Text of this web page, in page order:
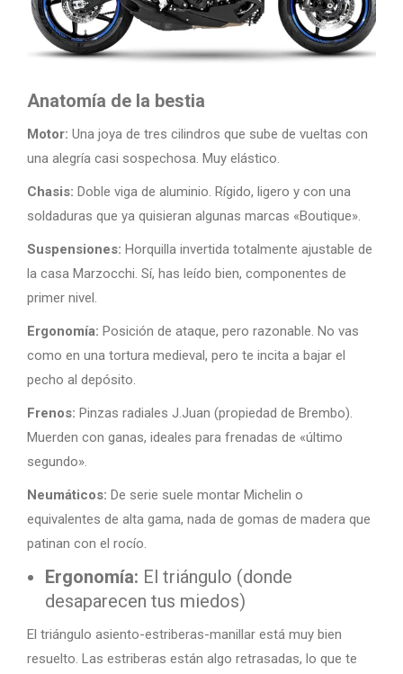
Anatomía de la bestia
Motor: Una joya de tres cilindros que sube de vueltas con
una alegría casi sospechosa. Muy elástico.
Chasis: Doble viga de aluminio. Rígido, ligero y con una
soldaduras que ya quisieran algunas marcas «Boutique».
Suspensiones: Horquilla invertida totalmente ajustable de
la casa Marzocchi. Sí, has leído bien, componentes de
primer nivel.
Ergonomía: Posición de ataque, pero razonable. No vas
como en una tortura medieval, pero te incita a bajar el
pecho al depósito.
Frenos: Pinzas radiales J.Juan (propiedad de Brembo).
Muerden con ganas, ideales para frenadas de «último
segundo».
Neumáticos: De serie suele montar Michelin o
equivalentes de alta gama, nada de gomas de madera que
patinan con el rocío.
Ergonomía: El triángulo (donde
desaparecen tus miedos)
El triángulo asiento-estriberas-manillar está muy bien
resuelto. Las estriberas están algo retrasadas, lo que te